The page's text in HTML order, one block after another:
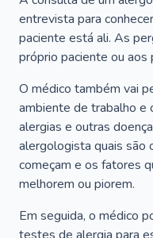
entrevista para
paciente está ali. As
próprio paciente ou aos
O médico também vai
ambiente de trabalho e
alergias e outras
alergologista quais são
começam e os fatores
melhorem ou piorem.
Em seguida, o médico